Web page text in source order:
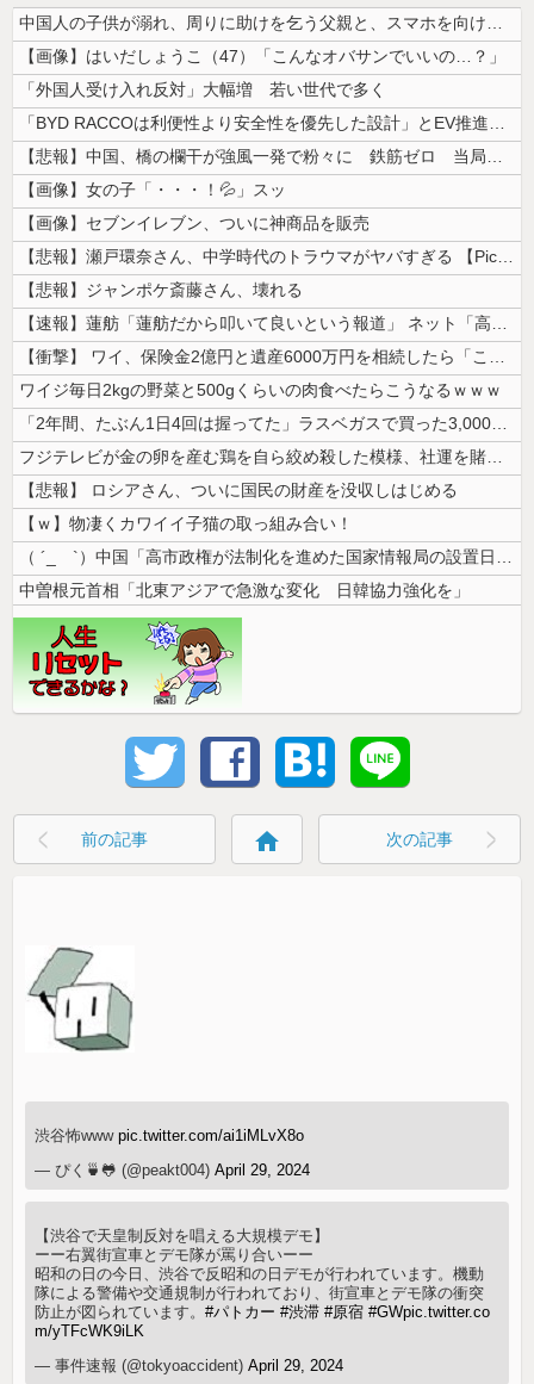
中国人の子供が溺れ、周りに助けを乞う父親と、スマホを向けてインプレ稼ぎ...
【画像】はいだしょうこ（47）「こんなオバサンでいいの…？」
「外国人受け入れ反対」大幅増 若い世代で多く
「BYD RACCOは利便性より安全性を優先した設計」とEV推進派がス...
【悲報】中国、橋の欄干が強風一発で粉々に 鉄筋ゼロ 当局「接着剤でくっ...
【画像】女の子「・・・！💦」スッ
【画像】セブンイレブン、ついに神商品を販売
【悲報】瀬戸環奈さん、中学時代のトラウマがヤバすぎる 【Pickup0...
【悲報】ジャンポケ斎藤さん、壊れる
【速報】蓮舫「蓮舫だから叩いて良いという報道」 ネット「高市だから叩い...
【衝撃】 ワイ、保険金2億円と遺産6000万円を相続したら「こう」なっ...
ワイジ毎日2kgの野菜と500gくらいの肉食べたらこうなるｗｗｗ
「2年間、たぶん1日4回は握ってた」ラスベガスで買った3,000円のキ...
フジテレビが金の卵を産む鶏を自ら絞め殺した模様、社運を賭けたドル箱コン...
【悲報】 ロシアさん、ついに国民の財産を没収しはじめる
【ｗ】物凄くカワイイ子猫の取っ組み合い！
（ ´_ゝ`）中国「高市政権が法制化を進めた国家情報局の設置日が7月3...
中曽根元首相「北東アジアで急激な変化 日韓協力強化を」
前の記事 home 次の記事
渋谷怖wwwpic.twitter.com/ai1iMLvX8o
— ぴく🍵🐸 (@peakt004)April 29, 2024
【渋谷で天皇制反対を唱える大規模デモ】
ーー右翼街宣車とデモ隊が罵り合いーー
昭和の日の今日、渋谷で反昭和の日デモが行われています。機動
隊による警備や交通規制が行われており、街宣車とデモ隊の衝突
防止が図られています。#パトカー #渋滞 #原宿 #GWpic.twitter.co
m/yTFcWK9iLK
— 事件速報 (@tokyoaccident)April 29, 2024